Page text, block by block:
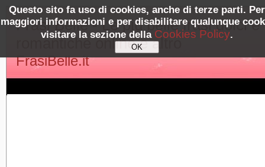
Questo sito fa uso di cookies, anche di terze parti. Per
maggiori informazioni e per disabilitare qualunque
visitare la sezione della Cookies Policy.
Frasi Belle - Le più belle frasi dolci e
romantiche online e altro
FrasiBelle.it